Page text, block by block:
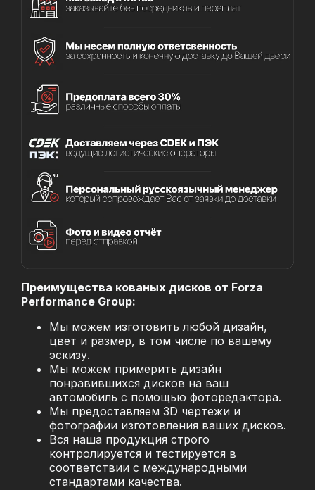
Преимущества кованых дисков от Forza
Performance Group:
Мы можем изготовить любой дизайн,
цвет и размер, в том числе по вашему
эскизу.
Мы можем примерить дизайн
понравившихся дисков на ваш
автомобиль с помощью фоторедактора.
Мы предоставляем 3D чертежи и
фотографии изготовления ваших дисков.
Вся наша продукция строго
контролируется и тестируется в
соответствии с международными
стандартами качества.